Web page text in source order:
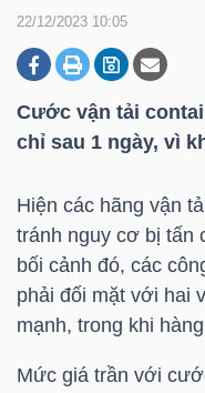
22/12/2023 10:05
Cước vận tải
chỉ sau 1 ngày, vì
Hiện các hãng vận
tránh nguy cơ bị tấn
bối cảnh đó, các
phải đối mặt với hai
mạnh, trong khi
Mức giá trần với
DOANH
NGHIỆP